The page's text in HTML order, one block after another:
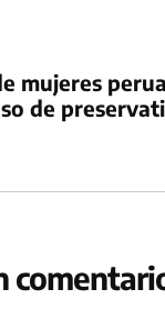
mujeres
de